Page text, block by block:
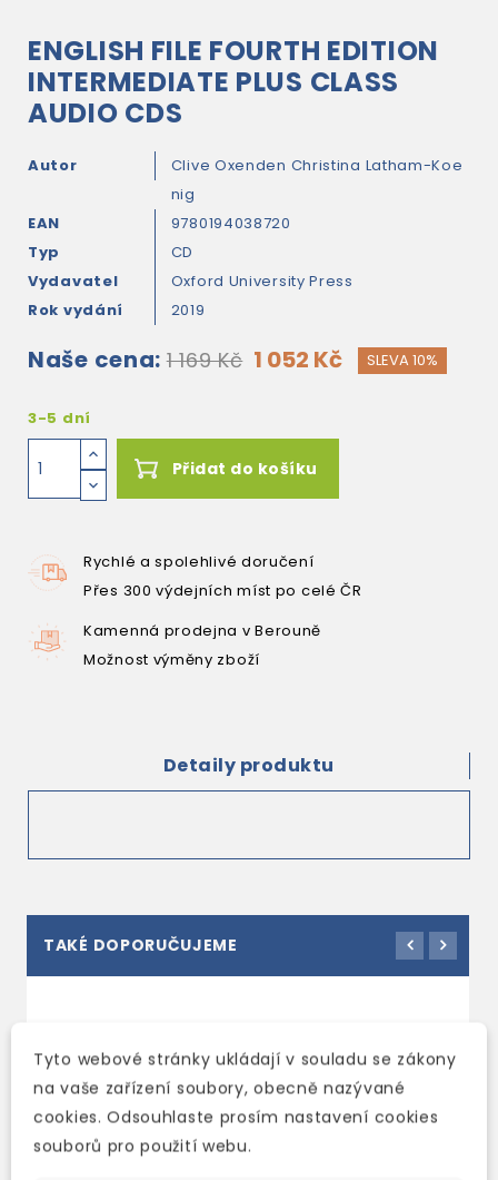
ENGLISH FILE FOURTH EDITION
INTERMEDIATE PLUS CLASS
AUDIO CDS
Autor Clive Oxenden Christina Latham-Koe
nig
EAN
9780194038720
Typ
CD
Vydavatel
Oxford University Press
Rok vydání
2019
Naše cena: 1 169 Kč 1 052 Kč SLEVA 10%
3-5 dní
Přidat do košíku
Rychlé a spolehlivé doručení
Přes 300 výdejních míst po celé ČR
Kamenná prodejna v Berouně
Možnost výměny zboží
Detaily produktu
TAKÉ DOPORUČUJEME
Tyto webové stránky ukládají v souladu se zákony
na vaše zařízení soubory, obecně nazývané
cookies. Odsouhlaste prosím nastavení cookies
souborů pro použití webu.